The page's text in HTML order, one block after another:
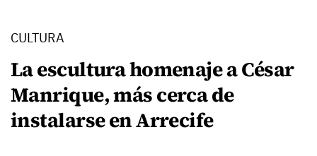
CULTURA
La escultura homenaje a César
Manrique, más cerca de
instalarse en Arrecife